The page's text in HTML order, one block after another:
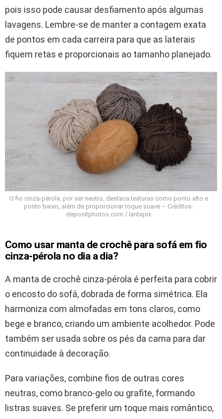
pois isso pode causar desfiamento após algumas
lavagens. Lembre-se de manter a contagem exata
de pontos em cada carreira para que as laterais
fiquem retas e proporcionais ao tamanho planejado.
O fio cinza-pérola, por ser neutro, destaca texturas como ponto alto e
ponto baixo, além de proporcionar toque suave – Créditos:
depositphotos.com / lantapix
Como usar manta de crochê para sofá em fio
cinza-pérola no dia a dia?
A manta de crochê cinza-pérola é perfeita para cobrir
o encosto do sofá, dobrada de forma simétrica. Ela
harmoniza com almofadas em tons claros, como
bege e branco, criando um ambiente acolhedor. Pode
também ser usada sobre os pés da cama para dar
continuidade à decoração.
Para variações, combine fios de outras cores
neutras, como branco-gelo ou grafite, formando
listras suaves. Se preferir um toque mais romântico,